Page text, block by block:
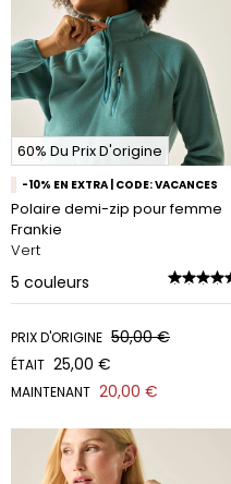
60% Du Prix D'origine
-10% EN EXTRA | CODE: VACANCES
Polaire demi-zip pour femme
Frankie
Vert
5 couleurs
PRIX D'ORIGINE 50,00 €
ÉTAIT 25,00 €
MAINTENANT 20,00 €